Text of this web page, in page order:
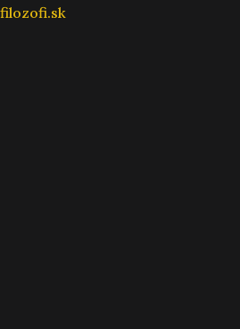
Preskočiť
filozofi.sk